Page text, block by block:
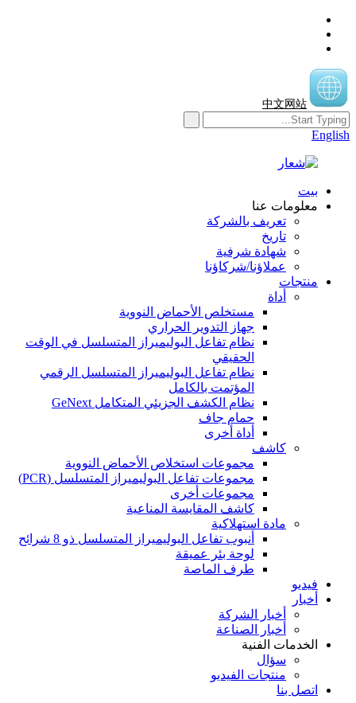
中文网站
English
بيت
معلومات عنا
تعريف بالشركة
تاريخ
شهادة شرفية
عملاؤنا/شركاؤنا
منتجات
أداة
مستخلص الأحماض النووية
جهاز التدوير الحراري
نظام تفاعل البوليميراز المتسلسل في الوقت
الحقيقي
نظام تفاعل البوليميراز المتسلسل الرقمي
المؤتمت بالكامل
نظام الكشف الجزيئي المتكامل GeNext
حمام جاف
أداة أخرى
كاشف
مجموعات استخلاص الأحماض النووية
مجموعات تفاعل البوليميراز المتسلسل (PCR)
مجموعات أخرى
كاشف المقايسة المناعية
مادة استهلاكية
أنبوب تفاعل البوليميراز المتسلسل ذو 8 شرائح
لوحة بئر عميقة
طرف الماصة
فيديو
أخبار
أخبار الشركة
أخبار الصناعة
الخدمات الفنية
سؤال
منتجات الفيديو
اتصل بنا